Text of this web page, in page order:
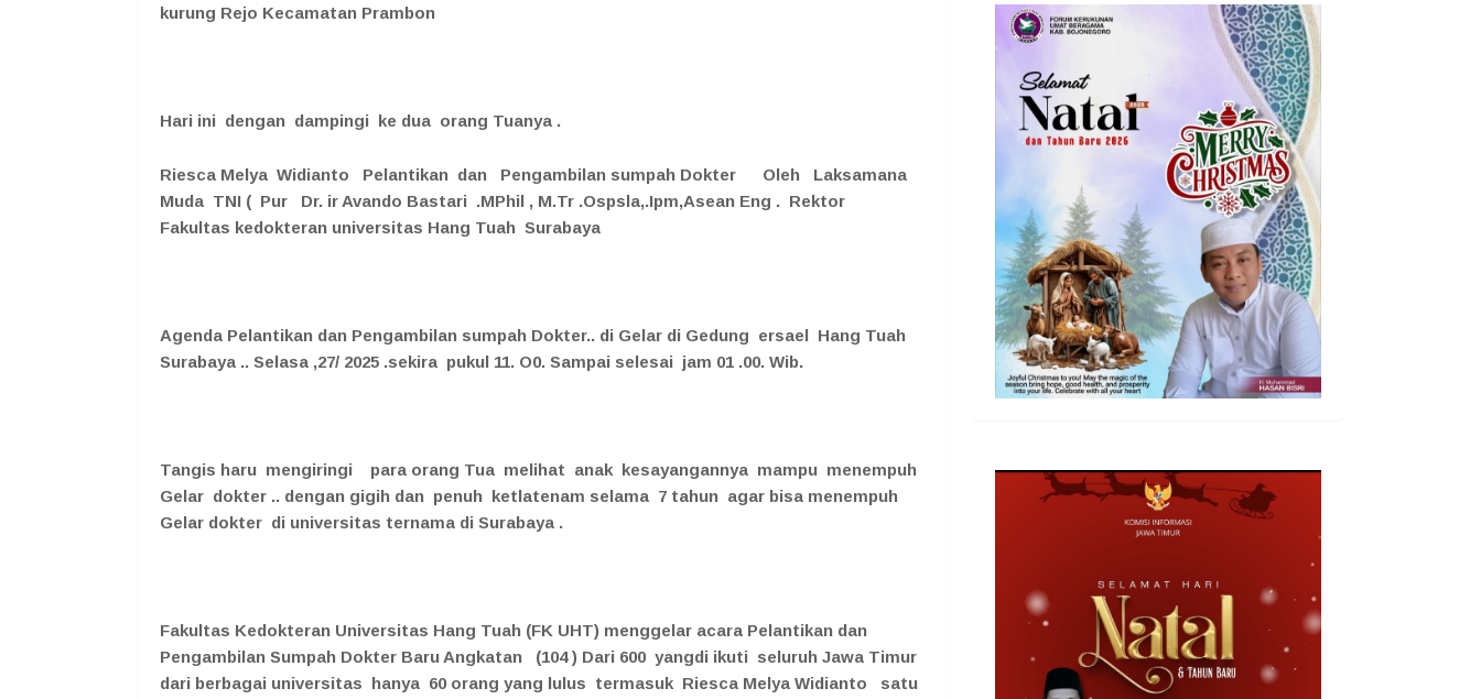
kurung Rejo Kecamatan Prambon
Hari ini dengan dampingi ke dua orang Tuanya .
Riesca Melya Widianto Pelantikan dan Pengambilan sumpah Dokter Oleh Laksamana
Muda TNI ( Pur Dr. ir Avando Bastari .MPhil , M.Tr .Ospsla,.Ipm,Asean Eng . Rektor
Fakultas kedokteran universitas Hang Tuah Surabaya
Agenda Pelantikan dan Pengambilan sumpah Dokter.. di Gelar di Gedung ersael Hang Tuah
Surabaya .. Selasa ,27/ 2025 .sekira pukul 11. O0. Sampai selesai jam 01 .00. Wib.
Tangis haru mengiringi para orang Tua melihat anak kesayangannya mampu menempuh
Gelar dokter .. dengan gigih dan penuh ketlatenam selama 7 tahun agar bisa menempuh
Gelar dokter di universitas ternama di Surabaya .
Fakultas Kedokteran Universitas Hang Tuah (FK UHT) menggelar acara Pelantikan dan
Pengambilan Sumpah Dokter Baru Angkatan (104 ) Dari 600 yangdi ikuti seluruh Jawa Timur
dari berbagai universitas hanya 60 orang yang lulus termasuk Riesca Melya Widianto satu